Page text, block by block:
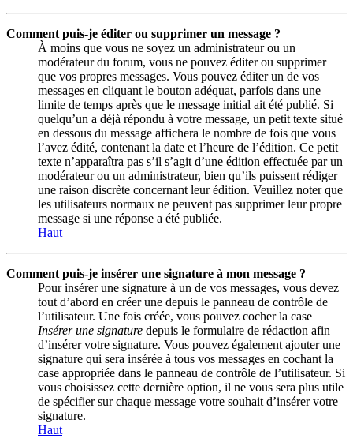
Comment puis-je éditer ou supprimer un message ?
À moins que vous ne soyez un administrateur ou un
modérateur du forum, vous ne pouvez éditer ou supprimer
que vos propres messages. Vous pouvez éditer un de vos
messages en cliquant le bouton adéquat, parfois dans une
limite de temps après que le message initial ait été publié. Si
quelqu’un a déjà répondu à votre message, un petit texte situé
en dessous du message affichera le nombre de fois que vous
l’avez édité, contenant la date et l’heure de l’édition. Ce petit
texte n’apparaîtra pas s’il s’agit d’une édition effectuée par un
modérateur ou un administrateur, bien qu’ils puissent rédiger
une raison discrète concernant leur édition. Veuillez noter que
les utilisateurs normaux ne peuvent pas supprimer leur propre
message si une réponse a été publiée.
Haut
Comment puis-je insérer une signature à mon message ?
Pour insérer une signature à un de vos messages, vous devez
tout d’abord en créer une depuis le panneau de contrôle de
l’utilisateur. Une fois créée, vous pouvez cocher la case
Insérer une signature depuis le formulaire de rédaction afin
d’insérer votre signature. Vous pouvez également ajouter une
signature qui sera insérée à tous vos messages en cochant la
case appropriée dans le panneau de contrôle de l’utilisateur. Si
vous choisissez cette dernière option, il ne vous sera plus utile
de spécifier sur chaque message votre souhait d’insérer votre
signature.
Haut